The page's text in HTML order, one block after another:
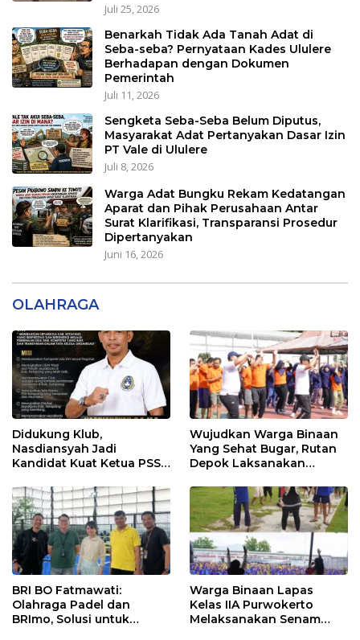
Juli 25, 2026
Benarkah Tidak Ada Tanah Adat di
Seba-seba? Pernyataan Kades Ululere
Berhadapan dengan Dokumen
Pemerintah
Juli 11, 2026
Sengketa Seba-Seba Belum Diputus,
Masyarakat Adat Pertanyakan Dasar Izin
PT Vale di Ululere
Juli 8, 2026
Warga Adat Bungku Rekam Kedatangan
Aparat dan Pihak Perusahaan Antar
Surat Klarifikasi, Transparansi Prosedur
Dipertanyakan
Juni 16, 2026
OLAHRAGA
Didukung Klub,
Nasdiansyah Jadi
Kandidat Kuat Ketua PSSI
Wujudkan Warga Binaan
Yang Sehat Bugar, Rutan
Depok Laksanakan
BRI BO Fatmawati:
Olahraga Padel dan
BRImo, Solusi untuk
Warga Binaan Lapas
Kelas IIA Purwokerto
Melaksanakan Senam